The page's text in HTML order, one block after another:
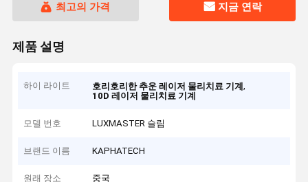
최고의 가격 지금 연락
제품 설명
하이 라이트 호리호리한 추운 레이저 물리치료 기계,
10D 레이저 물리치료 기계
모델 번호 LUXMASTER 슬림
브랜드 이름 KAPHATECH
원래 장소 중국